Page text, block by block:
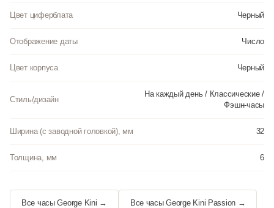
Цвет циферблата Черный
Отображение даты Число
Цвет корпуса Черный
Стиль/дизайн
На каждый день / Классические /
Фэшн-часы
Ширина (с заводной головкой), мм 32
Толщина, мм 6
Все часы George Kini → Все часы George Kini Passion →